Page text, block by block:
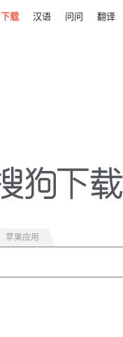
下载 汉语 问问 翻译
苹果应用